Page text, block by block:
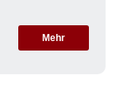
Mehr